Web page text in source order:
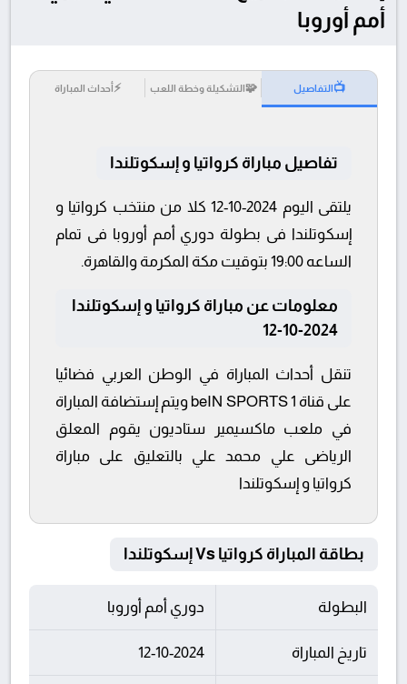
أمم أوروبا
📺التفاصيل 🧩التشكيلة وخطة اللعب ⚡أحداث المباراة
تفاصيل مباراة كرواتيا و إسكوتلندا
يلتقى اليوم 2024-10-12 كلا من منتخب كرواتيا و
إسكوتلندا فى بطولة دوري أمم أوروبا فى تمام
الساعه 19:00 بتوقيت مكة المكرمة والقاهرة.
معلومات عن مباراة كرواتيا و إسكوتلندا
2024-10-12
تنقل أحداث المباراة في الوطن العربي فضائيا
على قناة beIN SPORTS 1 ويتم إستضافة المباراة
في ملعب ماكسيمير ستاديون يقوم المعلق
الرياضى علي محمد علي بالتعليق على مباراة
كرواتيا و إسكوتلندا
بطاقة المباراة كرواتيا Vs إسكوتلندا
البطولة دوري أمم أوروبا
تاريخ المباراة 12-10-2024